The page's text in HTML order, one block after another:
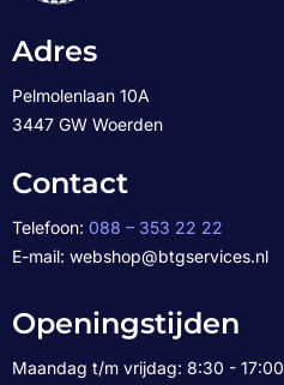
Adres
Pelmolenlaan 10A
3447 GW Woerden
Contact
Telefoon: 088 – 353 22 22
E-mail: webshop@btgservices.nl
Openingstijden
Maandag t/m vrijdag: 8:30 - 17:00